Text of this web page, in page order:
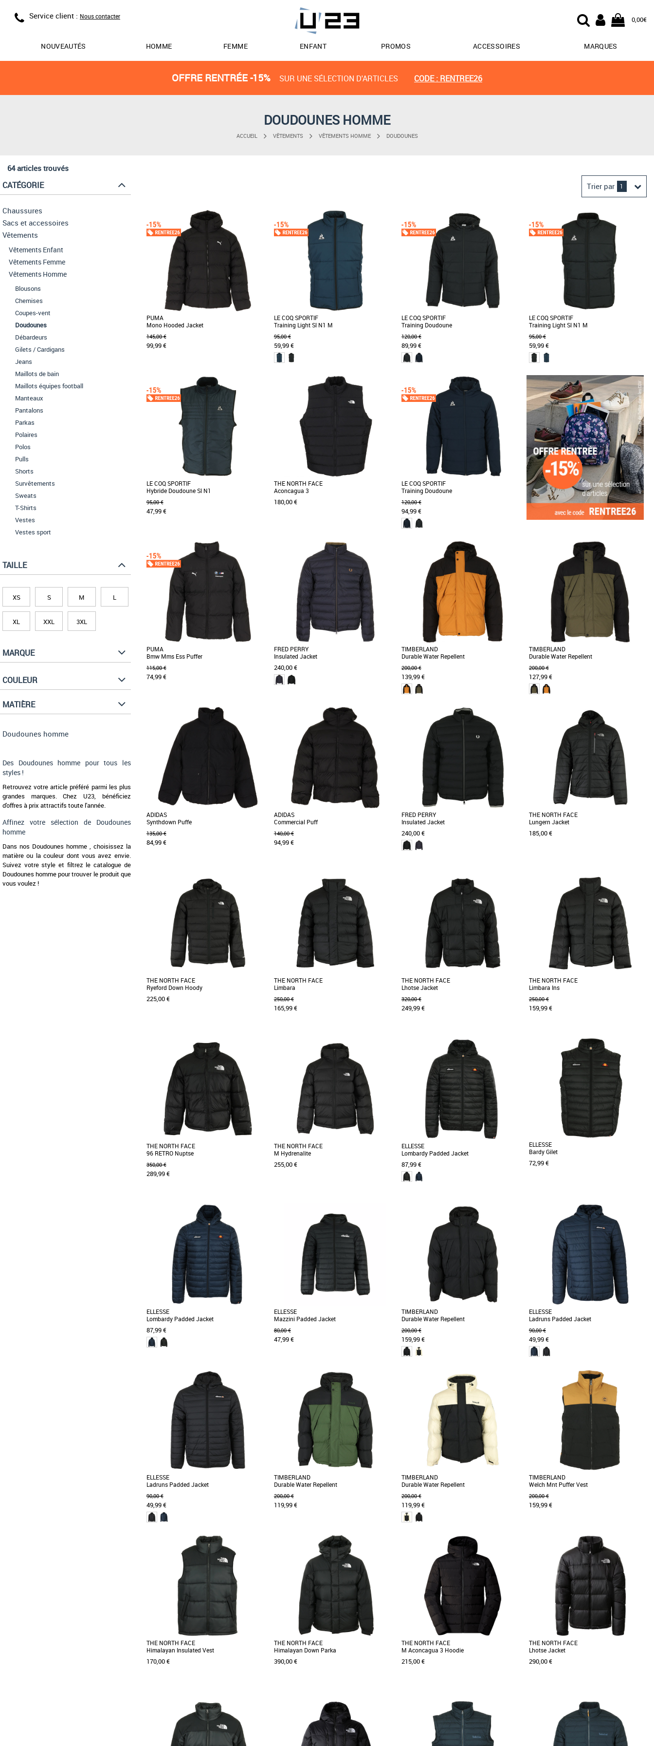
Service client : Nous contacter 0,00€
NOUVEAUTÉS HOMME FEMME ENFANT PROMOS ACCESSOIRES MARQUES
OFFRE RENTRÉE -15% SUR UNE SÉLECTION D'ARTICLES CODE : RENTREE26
DOUDOUNES HOMME
ACCUEIL VÊTEMENTS VÊTEMENTS HOMME DOUDOUNES
64 articles trouvés
CATÉGORIE
Chaussures
Sacs et accessoires
Vêtements
Vêtements Enfant
Vêtements Femme
Vêtements Homme
Blousons
Chemises
Coupes-vent
Doudounes
Débardeurs
Gilets / Cardigans
Jeans
Maillots de bain
Maillots équipes football
Manteaux
Pantalons
Parkas
Polaires
Polos
Pulls
Shorts
Survêtements
Sweats
T-Shirts
Vestes
Vestes sport
TAILLE
XS S M L
XL XXL 3XL
MARQUE
COULEUR
MATIÈRE
Doudounes homme
Des Doudounes homme pour tous les
styles !
Retrouvez votre article préféré parmi les plus
grandes marques. Chez U23, bénéficiez
d'offres à prix attractifs toute l'année.
Affinez votre sélection de Doudounes
homme
Dans nos Doudounes homme , choisissez la
matière ou la couleur dont vous avez envie.
Suivez votre style et filtrez le catalogue de
Doudounes homme pour trouver le produit que
vous voulez !
Trier par 1
Prix croissant
Prix décroissant
Meilleures remises
PUMA
Mono Hooded Jacket
145,00 €
99,99 €
Doudounes homme
Découvrez la PUMA Mono Hooded Jacket, un
incontournable pour votre garde-robe
automne-hiver. Conçue [...]
LE COQ SPORTIF
Training Light Sl N1 M
95,00 €
59,99 €
Doudounes homme
La doudoune sans manches Le Coq Sportif
allie style sportif et fonctionnalité. Conçue en
LE COQ SPORTIF
Training Doudoune
120,00 €
89,99 €
Doudounes homme
Veste doudoune en polyamide de la marque Le
Coq Sportif Plus produit : - Modèle doublé et
rembourré [...]
LE COQ SPORTIF
Training Light Sl N1 M
95,00 €
59,99 €
L XXL
Doudounes homme
La doudoune sans manches Le Coq Sportif
allie style sportif et fonctionnalité. Conçue en
matière [...]
LE COQ SPORTIF
Hybride Doudoune Sl N1
95,00 €
47,99 €
Doudounes homme
Cette doudoune Le Coq Sportif Essentiels sans
manches sera aussi bien idéale à porter avant
et après [...]
THE NORTH FACE
Aconcagua 3
180,00 €
Doudounes homme
La doudoune Aconcagua tire toujours son
nom du plus haut sommet de l'hémisphère
occidental où il fait [...]
LE COQ SPORTIF
Training Doudoune
120,00 €
94,99 €
Doudounes homme
Veste doudoune en polyamide de la marque Le
Coq Sportif Plus produit : - Modèle doublé et
rembourré [...]
PUMA
Bmw Mms Ess Puffer
115,00 €
74,99 €
Doudounes homme
PUMA x BMW M MOTORSPORT revient avec
une collection inspirée de la dernière évolution
de la BMW M4 [...]
FRED PERRY
Insulated Jacket
240,00 €
Doudounes homme
La veste isolante élégante, fabriquée en nylon
ripstop partiellement recyclé, avec
matelassage horizontal [...]
TIMBERLAND
Durable Water Repellent
200,00 €
139,99 €
Doudounes homme
Pensée pour les conditions froides et humides,
cette doudoune allie nylon déperlant résistant
et isolation [...]
TIMBERLAND
Durable Water Repellent
200,00 €
127,99 €
Doudounes homme
Découvrez la doudoune Timberland Durable
Water Repellent, l'élément essentiel de votre
garde-robe [...]
ADIDAS
Synthdown Puffe
135,00 €
84,99 €
Doudounes homme
Découvrez la doudoune adidas Synthdown, un
indispensable de la saison automne-hiver.
Conçue pour [...]
ADIDAS
Commercial Puff
140,00 €
94,99 €
Doudounes homme
Doudoune à capuche intemporelle et
décontractée. On apprécie la simplicité de cette
doudoune à [...]
FRED PERRY
Insulated Jacket
240,00 €
Doudounes homme
Superbe doudoune de la marque Fred Perry.
Cette veste de sport est entièrement doublée
est réalisée [...]
THE NORTH FACE
Lungern Jacket
185,00 €
Doudounes homme
Découvrez la doudoune Lungern Jacket de The
North Face, un indispensable pour les hommes
modernes qui [...]
THE NORTH FACE
Ryeford Down Hoody
225,00 €
Doudounes homme
Découvrez la Doudoune Ryeford Down Hoody
de The North Face, une pièce incontournable
de votre garde-robe [...]
THE NORTH FACE
Limbara
250,00 €
165,99 €
Doudounes homme
Inspirée d'une véritable icône The North Face,
cette doudoune à isolation synthétique légère
THE NORTH FACE
Lhotse Jacket
320,00 €
249,99 €
Doudounes homme
La veste Lhotse est une véritable veste
polyvalente dotée d’un style urbain et d’un
motif color-block. [...]
THE NORTH FACE
Limbara Ins
250,00 €
159,99 €
XXL
Doudounes homme
Découvrez la doudoune The North Face
LIMBARA Ins, un incontournable pour les
saisons fraîches. Confectionnée [...]
THE NORTH FACE
96 RETRO Nuptse
350,00 €
289,99 €
Doudounes homme
Découvrez la doudoune The North Face 96
RETRO Nuptse, un incontournable pour
affronter les saisons automnales [...]
THE NORTH FACE
M Hydrenalite
255,00 €
Doudounes homme
Explorez la ville confortablement avec la veste
à capuche en duvet Hydrenalite. Garnie de
duvet recyclé, [...]
ELLESSE
Lombardy Padded Jacket
87,99 €
Doudounes homme
Depuis 1959 Ellesse se démarque par une
philosophie et un style uniques. Le concept: du
sportswear de [...]
ELLESSE
Bardy Gilet
72,99 €
Doudounes homme
Depuis 1959 Ellesse se démarque par une
philosophie et un style uniques. Le concept: du
sportswear de [...]
ELLESSE
Lombardy Padded Jacket
87,99 €
Doudounes homme
Depuis 1959 Ellesse se démarque par une
philosophie et un style uniques. Le concept: du
sportswear de [...]
ELLESSE
Mazzini Padded Jacket
80,00 €
47,99 €
Doudounes homme
Restez au chaud et élégant avec la veste
matelassée Ellesse Mazzini en noir classique.
Dotée d'un [...]
TIMBERLAND
Durable Water Repellent
200,00 €
159,99 €
Doudounes homme
Découvrez la doudoune déperlante durable
pour homme en tissu 100 % nylon dotée d'un
extérieur déperlant [...]
ELLESSE
Ladruns Padded Jacket
90,00 €
49,99 €
Doudounes homme
La Ellesse Ladruns Padded Jacket est une
doudoune stylée et fonctionnelle, idéale pour
affronter les [...]
ELLESSE
Ladruns Padded Jacket
90,00 €
49,99 €
Doudounes homme
La Ellesse Ladruns Padded Jacket est une
doudoune stylée et fonctionnelle, idéale pour
affronter les [...]
TIMBERLAND
Durable Water Repellent
200,00 €
119,99 €
Doudounes homme
Découvrez la doudoune déperlante durable
pour homme en tissu 100 % nylon dotée d'un
extérieur déperlant [...]
TIMBERLAND
Durable Water Repellent
200,00 €
119,99 €
Doudounes homme
Découvrez la doudoune déperlante durable
pour homme en tissu 100 % nylon dotée d'un
extérieur déperlant [...]
TIMBERLAND
Welch Mnt Puffer Vest
200,00 €
159,99 €
Doudounes homme
Le gilet Welch Mountain pour homme
s'imposera comme la superposition idéale
quand le temps se rafraîchit. [...]
THE NORTH FACE
Himalayan Insulated Vest
170,00 €
Doudounes homme
La veste isolée Himalayan The North Face®
est reconnaissable entre toutes et se distingue
par son matelassage [...]
THE NORTH FACE
Himalayan Down Parka
390,00 €
Doudounes homme
Revisitant une grosse doudoune vintage avec
des fonctionnalités modernes, la veste en
duvet Himalayan [...]
THE NORTH FACE
M Aconcagua 3 Hoodie
215,00 €
Doudounes homme
La veste en duvet Aconcagua tire toujours son
nom du plus haut sommet de l'hémisphère
occidental où [...]
THE NORTH FACE
Lhotse Jacket
290,00 €
Doudounes homme
La veste Lhotse est une véritable veste
polyvalente avec un style urbain au design
color-block. Imperméable [...]